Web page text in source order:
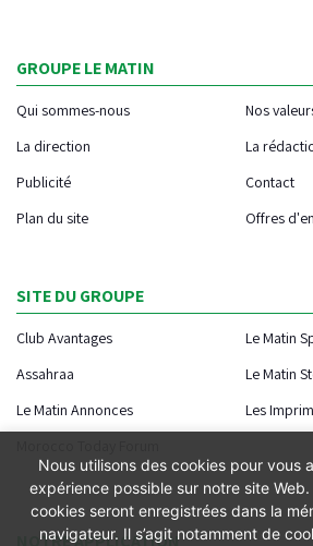
GROUPE LE MATIN
Qui sommes-nous
Nos
La direction
La
Publicité
Contact
Plan du site
Offres
SITE DU GROUPE
Club Avantages
Le Matin
Assahraa
Le Matin
Le Matin Annonces
Les
NOTRE APPLICATION
Nous utilisons des cookies pour vous
expérience possible sur notre site
cookies seront enregistrées dans la
navigateur. Il s’agit notamment de